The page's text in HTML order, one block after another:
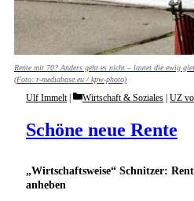
Rente mit 70? Anders geht es nicht – lautet die ewig
(Foto: r-mediabase.eu / kpw-photo)
„Wirtschaftsweise“ Schnitzer:
anheben
Schöne neue Rente
Ulf Immelt Categories
Wirtschaft & Soziales UZ